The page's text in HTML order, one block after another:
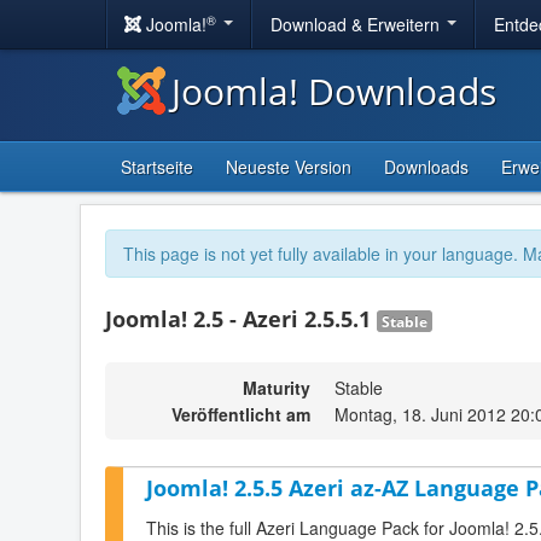
Joomla!® Download & Erweitern
Joomla! Downloads
Startseite Neueste Version Downloads
This page is not yet fully available in your language.
Joomla! 2.5 - Azeri 2.5.5.1 Stable
Maturity
Stable
Veröffentlicht am
Montag, 18. Juni 2012
Joomla! 2.5.5 Azeri az-AZ Language
This is the full Azeri Language Pack for Joomla!